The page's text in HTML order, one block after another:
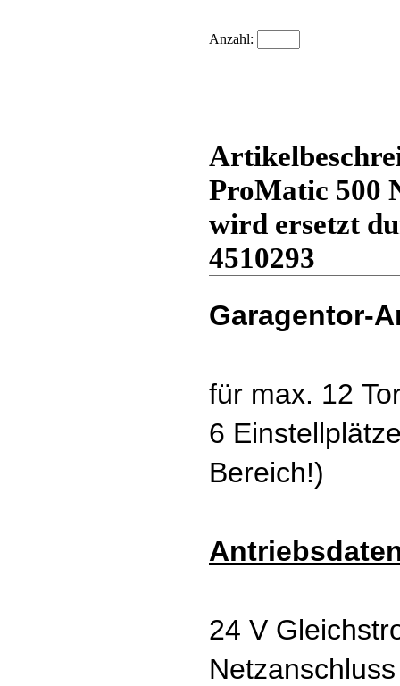
Anzahl:
ProMatic 500
wird ersetzt
4510293
Garagentor-
für max. 12
6
Bereich!)
24 V